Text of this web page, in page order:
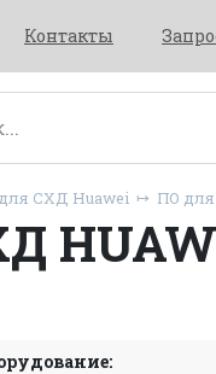
Контакты
СХД Huawei ПО для